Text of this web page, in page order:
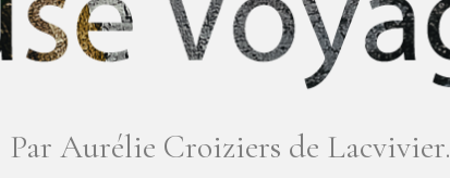
Par Aurélie Croiziers de Lacvivier.